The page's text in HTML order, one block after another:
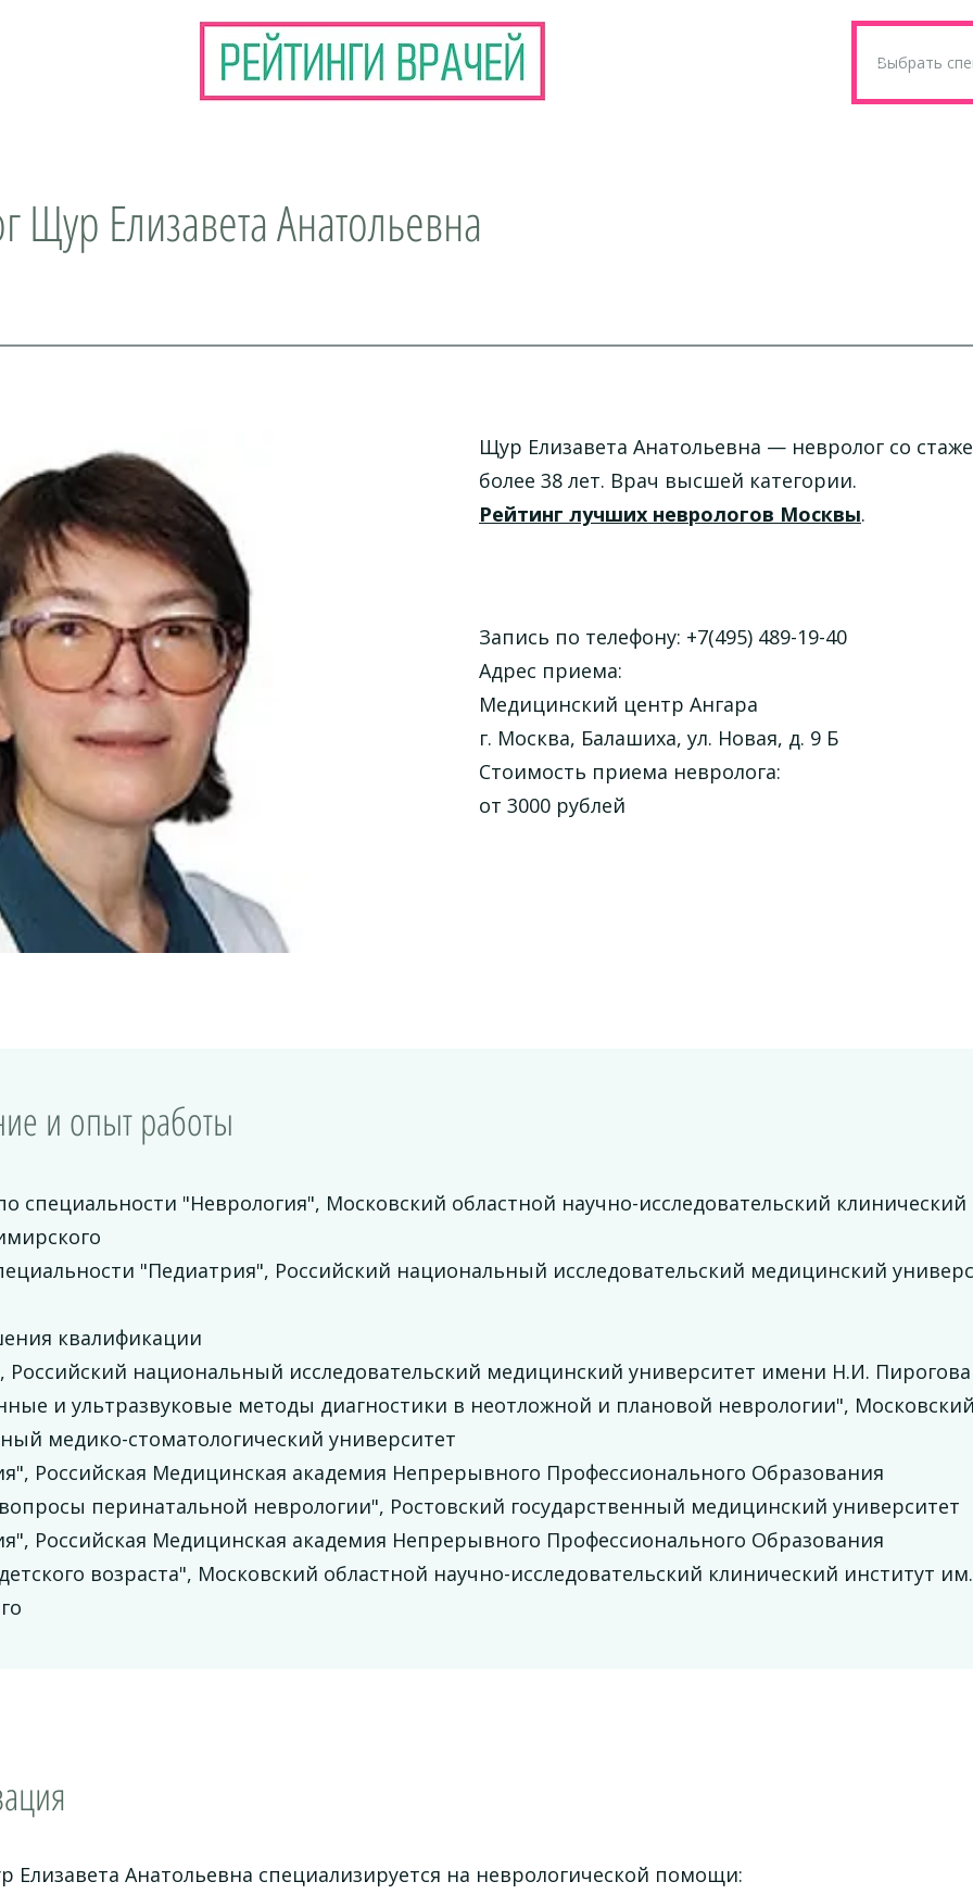
Щур Елизавета Анатольевна
Щур Елизавета Анатольевна — невролог со
более 38 лет. Врач высшей категории.
Рейтинг лучших неврологов Москвы.
Запись по телефону: +7(495) 489-19-40
Адрес приема:
Медицинский центр Ангара
г. Москва, Балашиха, ул. Новая, д. 9 Б
Стоимость приема невролога:
от 3000 рублей
и опыт работы
специальности "Неврология", Московский областной научно-исследовательский клинический
"Педиатрия", Российский национальный исследовательский медицинский
квалификации
Российский национальный исследовательский медицинский университет имени Н.И. Пирогова
и ультразвуковые методы диагностики в неотложной и плановой неврологии",
медико-стоматологический университет
Российская Медицинская академия Непрерывного Профессионального Образования
перинатальной неврологии", Ростовский государственный медицинский университет
Российская Медицинская академия Непрерывного Профессионального Образования
возраста", Московский областной научно-исследовательский клинический институт
Елизавета Анатольевна специализируется на неврологической помощи: